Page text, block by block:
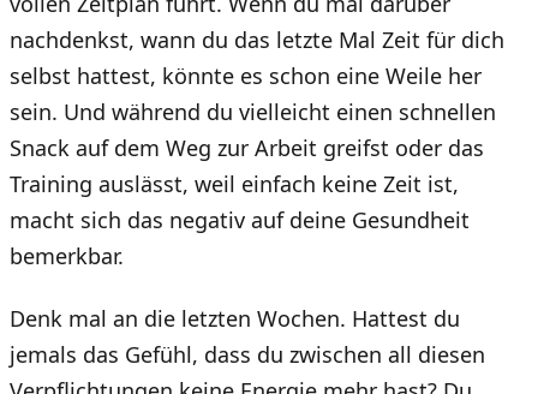
nachdenkst, wann du das letzte Mal Zeit für dich
selbst hattest, könnte es schon eine Weile her
sein. Und während du vielleicht einen schnellen
Snack auf dem Weg zur Arbeit greifst oder das
Training auslässt, weil einfach keine Zeit ist,
macht sich das negativ auf deine Gesundheit
bemerkbar.
Denk mal an die letzten Wochen. Hattest du
jemals das Gefühl, dass du zwischen all diesen